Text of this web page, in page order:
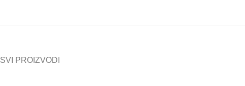
SVI PROIZVODI